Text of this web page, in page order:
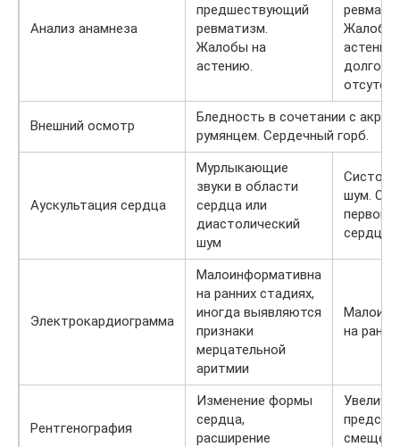
Анализ анамнеза
предшествующий
ревматизм.
Жалобы на
астению.
Жалобы
астению
долгое
Внешний осмотр
Бледность в сочетании с
румянцем. Сердечный горб.
Аускультация сердца
Мурлыкающие
звуки в области
сердца или
диастолический
шум
шум.
первого
сердца.
Электрокардиограмма
Малоинформативна
на ранних стадиях,
иногда выявляются
признаки
мерцательной
аритмии
на
Рентгенография
Изменение формы
сердца,
расширение